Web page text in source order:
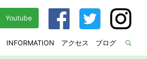
INFORMATION アクセス ブログ
Youtube